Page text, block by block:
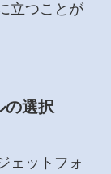
立つことが
の選択
ェットフォ